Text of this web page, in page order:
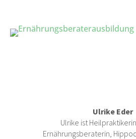
Ulrike Eder
Ulrike ist
Ernährungsberaterin,